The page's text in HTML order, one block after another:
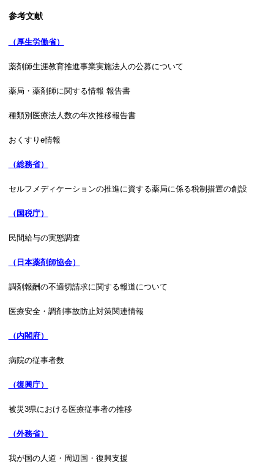
参考文献
（厚生労働省）
薬剤師生涯教育推進事業実施法人の公募について
薬局・薬剤師に関する情報 報告書
種類別医療法人数の年次推移報告書
おくすりe情報
（総務省）
セルフメディケーションの推進に資する薬局に係る税制措置の創設
（国税庁）
民間給与の実態調査
（日本薬剤師協会）
調剤報酬の不適切請求に関する報道について
医療安全・調剤事故防止対策関連情報
（内閣府）
病院の従事者数
（復興庁）
被災3県における医療従事者の推移
（外務省）
我が国の人道・周辺国・復興支援